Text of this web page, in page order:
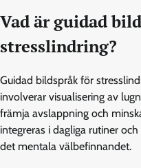
Vad är guidad
stresslindring?
Guidad bildspråk för
involverar visualisering av
främja avslappning och
integreras i dagliga rutiner
det mentala välbefinnandet.